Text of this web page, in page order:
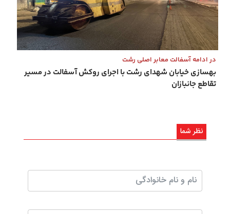
در ادامه آسفالت معابر اصلی رشت
بهسازی خیابان شهدای رشت با اجرای روکش آسفالت در مسیر
تقاطع جانبازان
نظر شما